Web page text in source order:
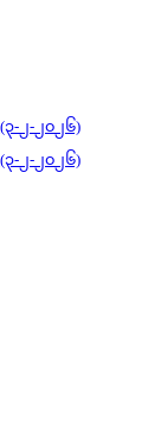
-၂-၂၀၂၆)
-၂-၂၀၂၆)